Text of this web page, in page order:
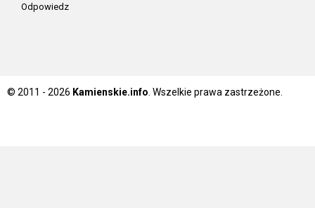
Odpowiedz
© 2011 - 2026 Kamienskie.info . Wszelkie prawa zastrzeżone.